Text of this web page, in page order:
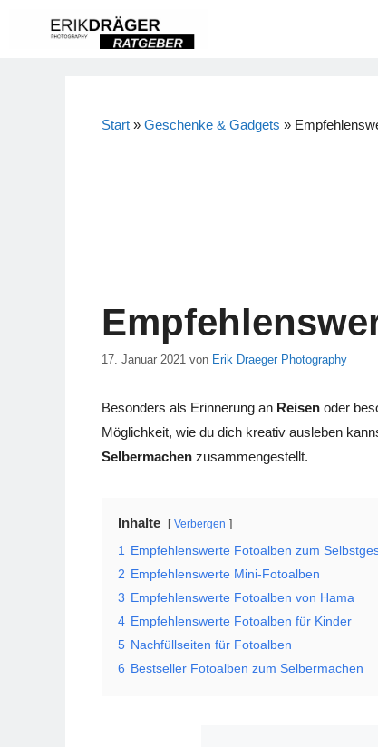
Start » Geschenke & Gadgets »
17. Januar 2021 von Erik Draeger Photography
Besonders als Erinnerung an Reisen oder
Möglichkeit, wie du dich kreativ ausleben
Selbermachen zusammengestellt.
Inhalte Verbergen
1 Empfehlenswerte Fotoalben zum
2 Empfehlenswerte Mini-Fotoalben
3 Empfehlenswerte Fotoalben von Hama
4 Empfehlenswerte Fotoalben für Kinder
5 Nachfüllseiten für Fotoalben
6 Bestseller Fotoalben zum Selbermachen